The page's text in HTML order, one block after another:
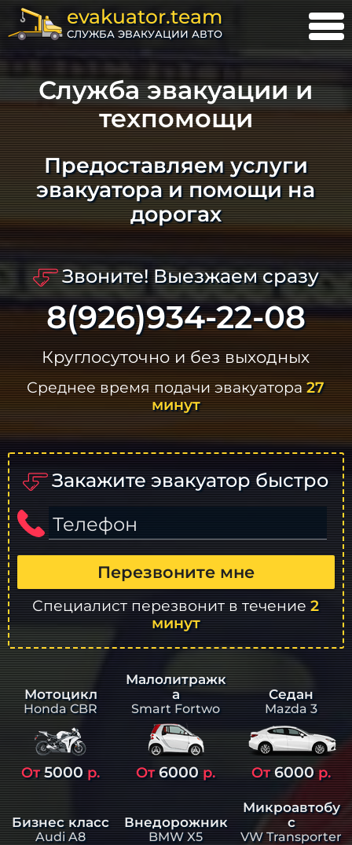
evakuator.team
СЛУЖБА ЭВАКУАЦИИ АВТО
Служба эвакуации и
техпомощи
Предоставляем услуги
эвакуатора и помощи на
дорогах
Звоните! Выезжаем сразу
8(926)934-22-08
Круглосуточно и без выходных
Среднее время подачи эвакуатора27
минут
Закажите эвакуатор быстро
Телефон
Перезвоните мне
Специалист перезвонит в течение2
минут
Мотоцикл
Honda CBR
От5000 р.
Малолитражк
а
Smart Fortwo
От6000р.
Седан
Mazda 3
От6000р.
Бизнес класс
Audi A8
Внедорожник
BMW X5
Микроавтобу
с
VW Transporter